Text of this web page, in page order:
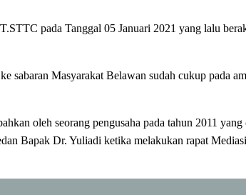
pada Tanggal 05 Januari 2021 yang lalu
Masyarakat Belawan sudah cukup pada
oleh seorang pengusaha pada tahun 2011
Bapak Dr. Yuliadi ketika melakukan rapat